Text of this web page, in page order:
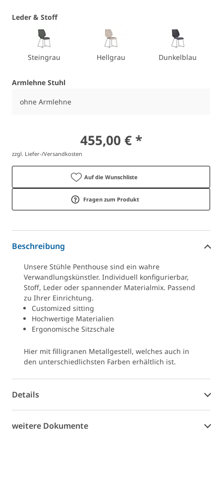
Leder & Stoff
Steingrau Hellgrau Dunkelblau
Armlehne Stuhl
ohne Armlehne
455,00 € *
zzgl. Liefer-/Versandkosten
Auf die Wunschliste
Fragen zum Produkt
Beschreibung
Unsere Stühle Penthouse sind ein wahre
Verwandlungskünstler. Individuell konfigurierbar,
Stoff, Leder oder spannender Materialmix. Passend
zu Ihrer Einrichtung.
Customized sitting
Hochwertige Materialien
Ergonomische Sitzschale
Hier mit filligranen Metallgestell, welches auch in
den unterschiedlichsten Farben erhältlich ist.
Details
weitere Dokumente